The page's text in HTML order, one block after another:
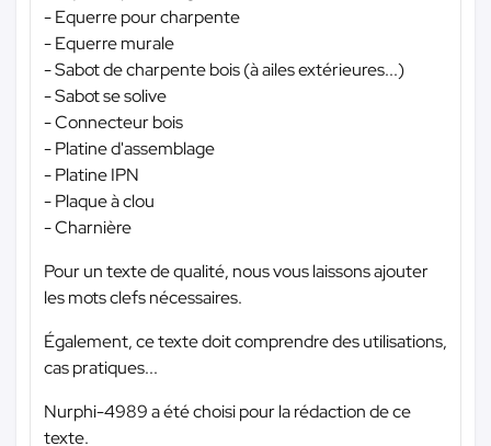
- Equerre pour charpente
- Equerre murale
- Sabot de charpente bois (à ailes extérieures...)
- Sabot se solive
- Connecteur bois
- Platine d'assemblage
- Platine IPN
- Plaque à clou
- Charnière
Pour un texte de qualité, nous vous laissons ajouter
les mots clefs nécessaires.
Également, ce texte doit comprendre des utilisations,
cas pratiques...
Nurphi-4989 a été choisi pour la rédaction de ce
texte.